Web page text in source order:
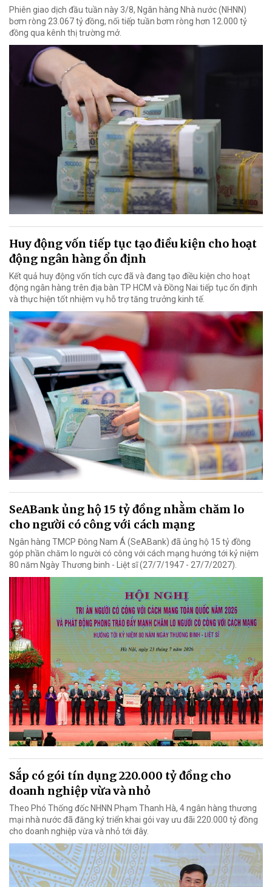
Phiên giao dịch đầu tuần này 3/8, Ngân hàng Nhà nước (NHNN)
bơm ròng 23.067 tỷ đồng, nối tiếp tuần bơm ròng hơn 12.000 tỷ
đồng qua kênh thị trường mở.
Huy động vốn tiếp tục tạo điều kiện cho hoạt
động ngân hàng ổn định
Kết quả huy động vốn tích cực đã và đang tạo điều kiện cho hoạt
động ngân hàng trên địa bàn TP HCM và Đồng Nai tiếp tục ổn định
và thực hiện tốt nhiệm vụ hỗ trợ tăng trưởng kinh tế.
SeABank ủng hộ 15 tỷ đồng nhằm chăm lo
cho người có công với cách mạng
Ngân hàng TMCP Đông Nam Á (SeABank) đã ủng hộ 15 tỷ đồng
góp phần chăm lo người có công với cách mạng hướng tới kỷ niệm
80 năm Ngày Thương binh - Liệt sĩ (27/7/1947 - 27/7/2027).
Sắp có gói tín dụng 220.000 tỷ đồng cho
doanh nghiệp vừa và nhỏ
Theo Phó Thống đốc NHNN Phạm Thanh Hà, 4 ngân hàng thương
mại nhà nước đã đăng ký triển khai gói vay ưu đãi 220.000 tỷ đồng
cho doanh nghiệp vừa và nhỏ tới đây.